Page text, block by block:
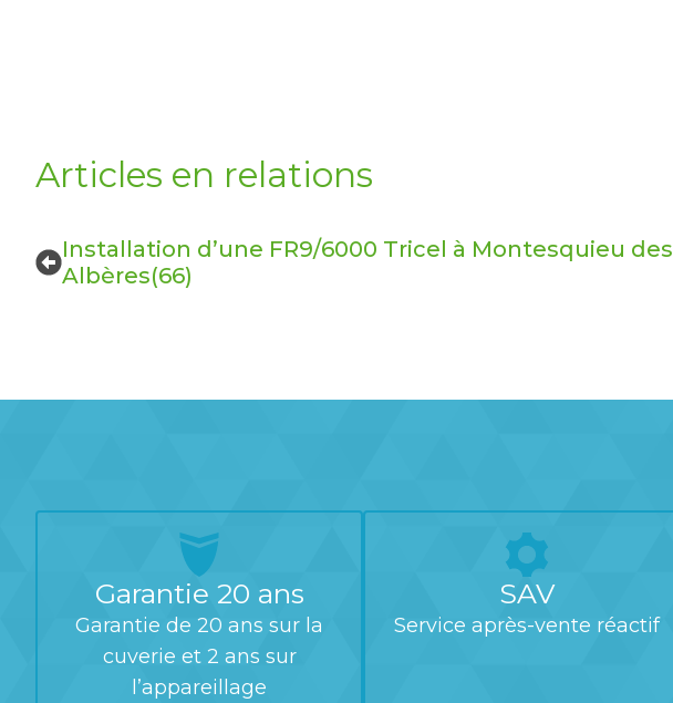
Articles en relations
Installation d’une FR9/6000 Tricel à Montesquieu des
Albères(66)
Garantie 20 ans
Garantie de 20 ans sur la
cuverie et 2 ans sur
l’appareillage
SAV
Service après-vente réactif